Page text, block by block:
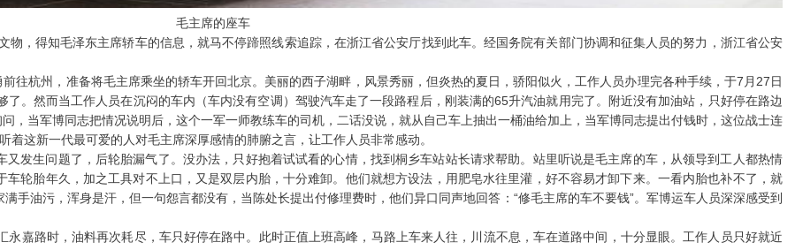
毛主席的座车
得知毛泽东主席轿车的信息，就马不停蹄照线索追踪，在浙江省公安厅找到此车。经国务院有关部门协调和征集人员的努力，浙江省公安
杭州，准备将毛主席乘坐的轿车开回北京。美丽的西子湖畔，风景秀丽，但炎热的夏日，骄阳似火，工作人员办理完各种手续，于7月27日
。然而当工作人员在沉闷的车内（车内没有空调）驾驶汽车走了一段路程后，刚装满的65升汽油就用完了。附近没有加油站，只好停在路边
，当军博同志把情况说明后，这个一军一师教练车的司机，二话没说，就从自己车上抽出一桶油给加上，当军博同志提出付钱时，这位战士连
这新一代最可爱的人对毛主席深厚感情的肺腑之言，让工作人员非常感动。
生问题了，后轮胎漏气了。没办法，只好抱着试试看的心情，找到桐乡车站站长请求帮助。站里听说是毛主席的车，从领导到工人都热情
轮胎年久，加之工具对不上口，又是双层内胎，十分难卸。他们就想方设法，用肥皂水往里灌，好不容易才卸下来。一看内胎也补不了，就
手油污，浑身是汗，但一句怨言都没有，当陈处长提出付修理费时，他们异口同声地回答：“修毛主席的车不要钱”。军博运车人员深深感受到
路时，油料再次耗尽，车只好停在路中。此时正值上班高峰，马路上车来人往，川流不息，车在道路中间，十分显眼。工作人员只好就近